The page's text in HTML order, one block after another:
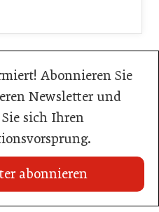
Abonnieren Sie
Newsletter und
sich Ihren
abonnieren